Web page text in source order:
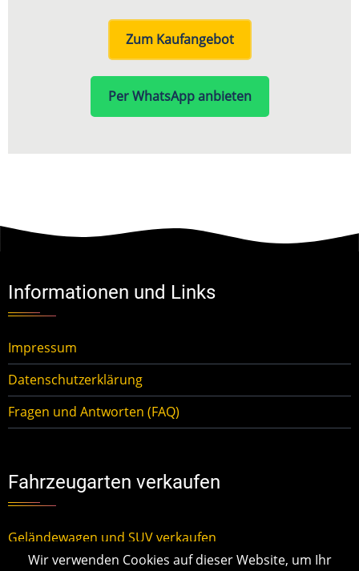
Zum Kaufangebot
Per WhatsApp anbieten
Informationen und Links
Impressum
Datenschutzerklärung
Fragen und Antworten (FAQ)
Fahrzeugarten verkaufen
Geländewagen und SUV verkaufen
Wir verwenden Cookies auf dieser Website, um Ihr